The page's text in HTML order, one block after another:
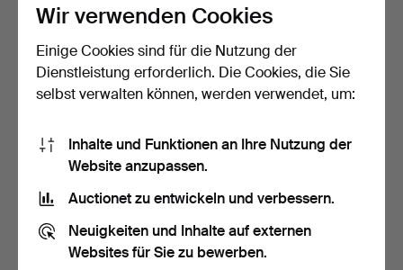
EDWARDIANISCHER
MAHAGONI-
ARMLEHNSTUHL, PAA…
15 Std
VICTORIANISCHER
HOCHSTUHL FÜR KINDER
AUS R…
4 Tage
Suche speichern
Archiv
suchen.
Wir verwenden Cookies
Einige Cookies sind für die Nutzung der
Dienstleistung erforderlich. Die Cookies, die Sie
selbst verwalten können, werden verwendet, um:
Inhalte und Funktionen an Ihre Nutzung der
Website anzupassen.
Auctionet zu entwickeln und verbessern.
Neuigkeiten und Inhalte auf externen
Websites für Sie zu bewerben.